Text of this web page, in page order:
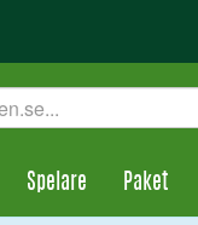
Spelare Paket